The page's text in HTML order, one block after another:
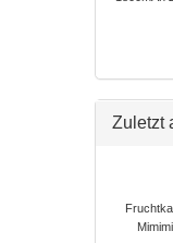
Zuletzt